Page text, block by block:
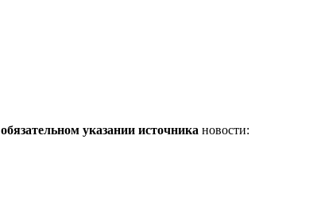
обязательном указании источника новости: